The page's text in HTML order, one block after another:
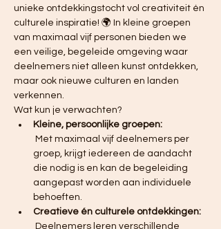
unieke ontdekkingstocht vol creativiteit én
culturele inspiratie! 🌍 In kleine groepen
van maximaal vijf personen bieden we
een veilige, begeleide omgeving waar
deelnemers niet alleen kunst ontdekken,
maar ook nieuwe culturen en landen
verkennen.
Wat kun je verwachten?
Kleine, persoonlijke groepen:
groep, krijgt iedereen de aandacht
die nodig is en kan de begeleiding
aangepast worden aan individuele
behoeften.
Creatieve én culturele ontdekkingen: